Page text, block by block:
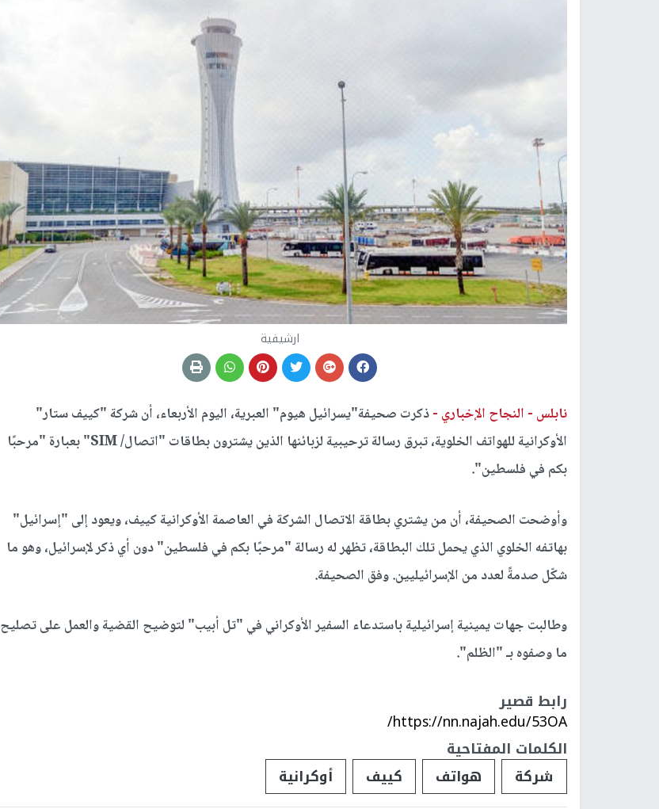
ارشيفية
نابلس - النجاح الإخباري -ذكرت صحيفة"يسرائيل هيوم" العبرية، اليوم الأربعاء، أن شركة "كييف ستار"
الأوكرانية للهواتف الخلوية، تبرق رسالة ترحيبية لزبائنها الذين يشترون بطاقات "اتصال/ SIM" بعبارة "مرحبًا
بكم في فلسطين".
وأوضحت الصحيفة، أن من يشتري بطاقة الاتصال الشركة في العاصمة الأوكرانية كييف، ويعود إلى "إسرائيل"
بهاتفه الخلوي الذي يحمل تلك البطاقة، تظهر له رسالة "مرحبًا بكم في فلسطين" دون أي ذكر لإسرائيل، وهو ما
شكّل صدمةً لعدد من الإسرائيليين. وفق الصحيفة.
وطالبت جهات يمينية إسرائيلية باستدعاء السفير الأوكراني في "تل أبيب" لتوضيح القضية والعمل على تصليح
ما وصفوه بـ "الظلم".
رابط قصير
https://nn.najah.edu/53OA/
الكلمات المفتاحية
شركة
هواتف كييف أوكرانية